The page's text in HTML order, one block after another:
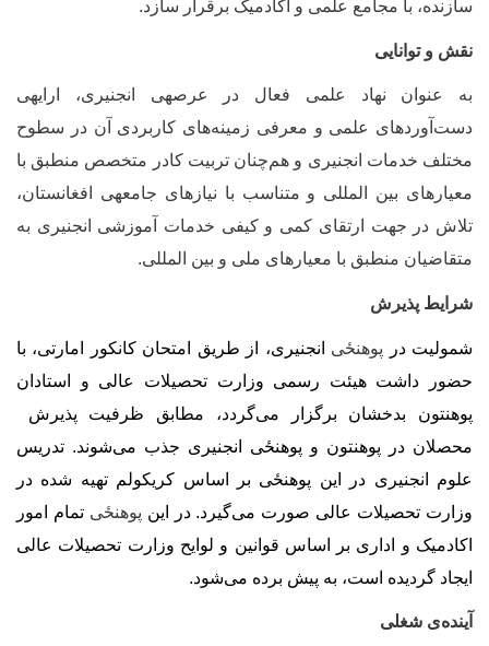
با مجامع علمی و اکادمیک برقرار سازد.
و توانایی
عنوان نهاد علمی فعال در عرصه‏ی انجنیری، ارایه‏ی
علمی و معرفی زمینه‌های کاربردی آن در سطوح
خدمات انجنیری و هم‌چنان تربیت کادر متخصص منطبق با
بین المللی و متناسب با نیازهای جامعه‏ی افغانستان،
در جهت ارتقای کمی و کیفی خدمات آموزشی انجنیری به
منطبق با معیارهای ملی و بین المللی.
پذیرش
درپوهنځیانجنیری، از طریق امتحان کانکور امارتی، با
داشت هیئت رسمی وزارت تحصیلات عالی و استادان
بدخشان برگزار می‌گردد، مطابق ظرفیت پذیرش
در پوهنتون و پوهنځی انجنیری جذب می‌شوند. تدریس
انجنیری در این پوهنځی بر اساس کریکولم تهیه شده در
تحصیلات عالی صورت می‌گیرد. در اینپوهنځیتمام امور
و اداری بر اساس قوانین و لوایح وزارت تحصیلات عالی
گردیده است، به پیش برده می‌شود.
ی شغلی